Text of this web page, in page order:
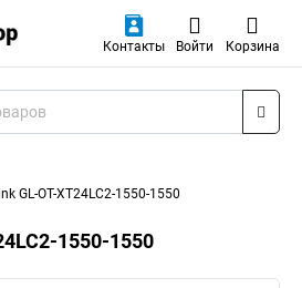
Контакты Войти Корзина
GL-OT-XT24LC2-1550-1550
1550-1550